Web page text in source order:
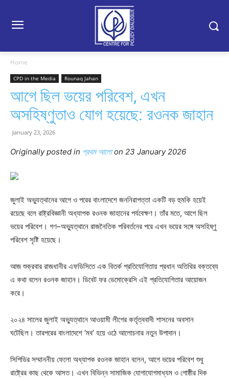
Home
CPD in the Media Rounaq Jahan
আগে ছিল ভয়ের পরিবেশ, এখন
অসহিষ্ণুতাও যোগ হয়েছে: রওনক জাহান
January 23, 2026
Originally posted in প্রথম আলোon 23 January 2026
জুলাই অভ্যুত্থানের আগে ও পরের বাংলাদেশে জননিরাপত্তা একটি বড় হুমকি হয়েই
রয়েছে বলে রাষ্ট্রবিজ্ঞানী অধ্যাপক রওনক জাহানের পর্যবেক্ষণ। তাঁর মতে, আগে ছিল
ভয়ের পরিবেশ। গণ–অভ্যুত্থানে রাজনৈতিক পরিবর্তনের পরে এখন ভয়ের সঙ্গে অসহিষ্ণু
পরিবেশ সৃষ্টি হয়েছে।
আজ শুক্রবার রাজধানীর এফডিসিতে এক বিতর্ক প্রতিযোগিতায় প্রধান অতিথির বক্তব্যে
এ কথা বলেন রওনক জাহান। ডিবেট ফর ডেমোক্রেসি এই প্রতিযোগিতার আয়োজন
করে।
২০২৪ সালের জুলাই অভ্যুত্থানে আওয়ামী লীগের কর্তৃত্ববাদী শাসনের অবসান
ঘটেছিল। তারপরের বাংলাদেশে ‘মব’ হয়ে ওঠে আলোচনার নতুন উপাদান।
সিপিডির সম্মাননীয় ফেলো অধ্যাপক রওনক জাহান বলেন, আগে ভয়ের পরিবেশ শুধু
রাষ্ট্রের কাছ থেকে আসত। এখন বিভিন্ন সামাজিক যোগাযোগমাধ্যম ও গোষ্ঠীর দিক